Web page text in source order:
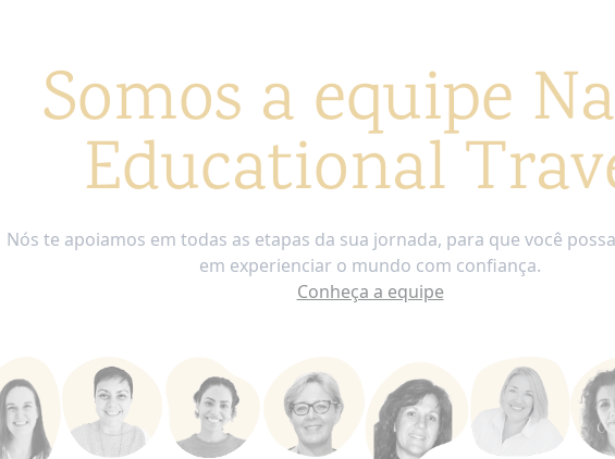
Somos a equipe
Educational
Nós te apoiamos em todas as etapas da sua jornada, para que você
em experienciar o mundo com confiança.
Conheça a equipe